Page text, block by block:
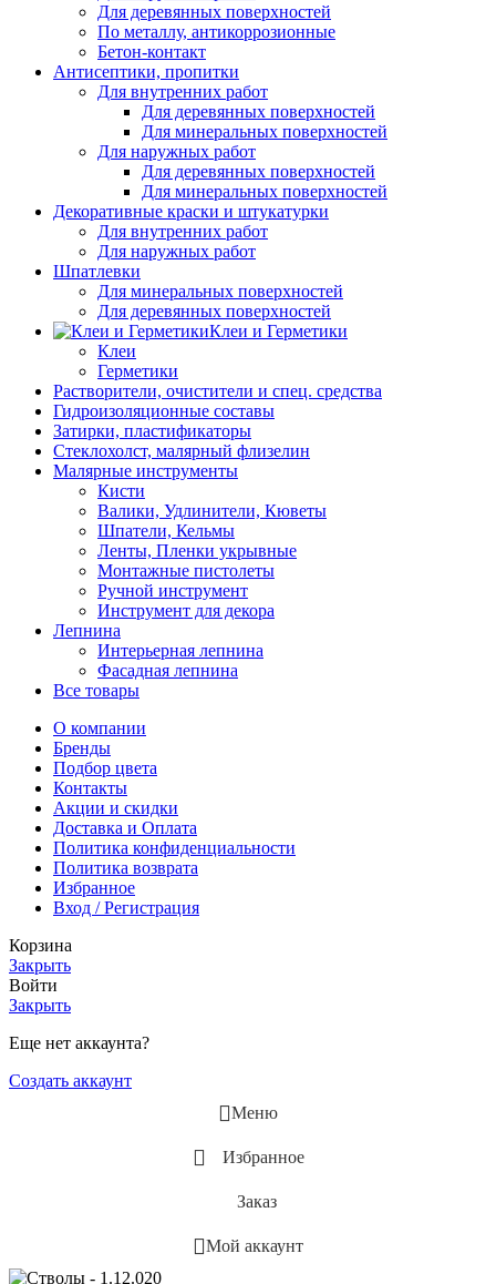
Для деревянных поверхностей
По металлу, антикоррозионные
Бетон-контакт
Антисептики, пропитки
Для внутренних работ
Для деревянных поверхностей
Для минеральных поверхностей
Для наружных работ
Для деревянных поверхностей
Для минеральных поверхностей
Декоративные краски и штукатурки
Для внутренних работ
Для наружных работ
Шпатлевки
Для минеральных поверхностей
Для деревянных поверхностей
Клеи и Герметики
Клеи
Герметики
Растворители, очистители и спец. средства
Гидроизоляционные составы
Затирки, пластификаторы
Стеклохолст, малярный флизелин
Малярные инструменты
Кисти
Валики, Удлинители, Кюветы
Шпатели, Кельмы
Ленты, Пленки укрывные
Монтажные пистолеты
Ручной инструмент
Инструмент для декора
Лепнина
Интерьерная лепнина
Фасадная лепнина
Все товары
О компании
Бренды
Подбор цвета
Контакты
Акции и скидки
Доставка и Оплата
Политика конфиденциальности
Политика возврата
Избранное
Вход / Регистрация
Корзина
Закрыть
Войти
Закрыть
Еще нет аккаунта?
Создать аккаунт
Меню
Избранное
Заказ
Мой аккаунт